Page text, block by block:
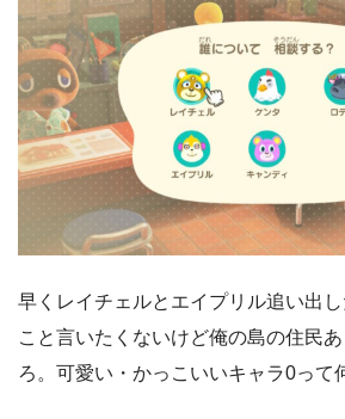
早くレイチェルとエイプリル追い出
こと言いたくないけど俺の島の住民
ろ。可愛い・かっこいいキャラ0って